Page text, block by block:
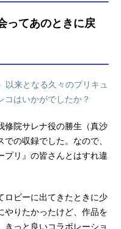
ってあのときに戻
来となる久々のプリキュ
コはいかがでしたか？
修院サレナ役の勝生（真沙
の収録でした。なので、
プリ』の皆さんとはすれ違
ロビーに出てきたときに少
やりたかったけど、作品を
っと良いコラボレーショ